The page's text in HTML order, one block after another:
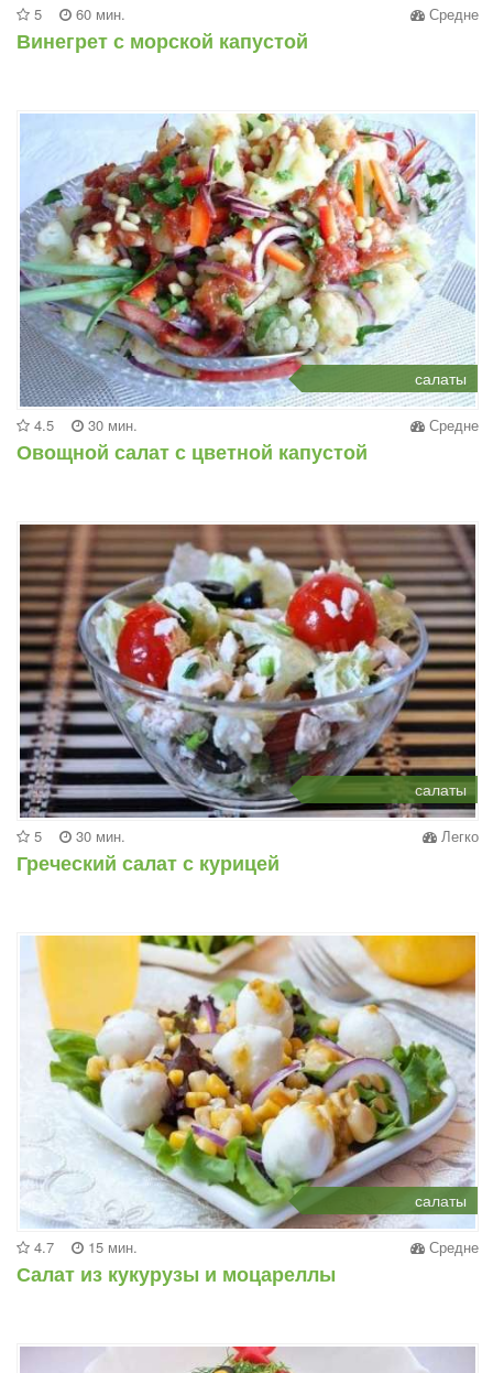
5 60 мин. Средне
Винегрет с морской капустой
салаты
4.5 30 мин. Средне
Овощной салат с цветной капустой
салаты
5 30 мин. Легко
Греческий салат с курицей
салаты
4.7 15 мин. Средне
Салат из кукурузы и моцареллы